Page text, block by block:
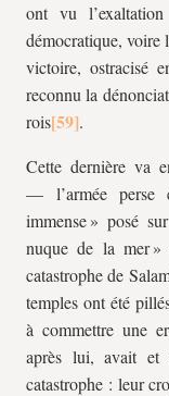
ont vu
démocratique, voire
victoire, ostracisé
reconnu la
rois
.
Cette dernière va
— l’armée perse
immense » posé
nuque de la mer
catastrophe de
temples ont été
à commettre une
après lui, avait et
catastrophe : leur